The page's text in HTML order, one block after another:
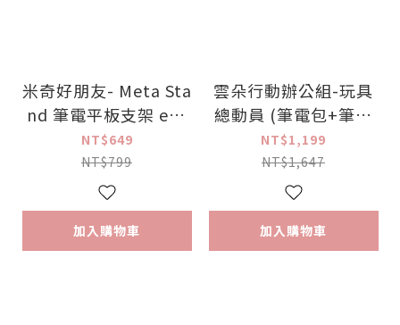
米奇好朋友- Meta Sta
nd 筆電平板支架 erg
omi【正版授權】
NT$649
NT$799
加入購物車
雲朵行動辦公組-玩具
總動員 (筆電包+筆電
平板支架）贈三合一鼠
墊 【正版授權】
NT$1,199
NT$1,647
加入購物車